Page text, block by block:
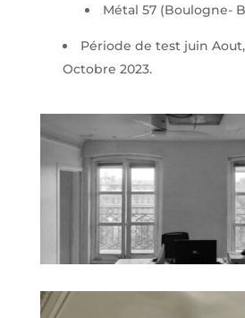
Métal 57 (Boulogne-
Période de test juin
Octobre 2023.